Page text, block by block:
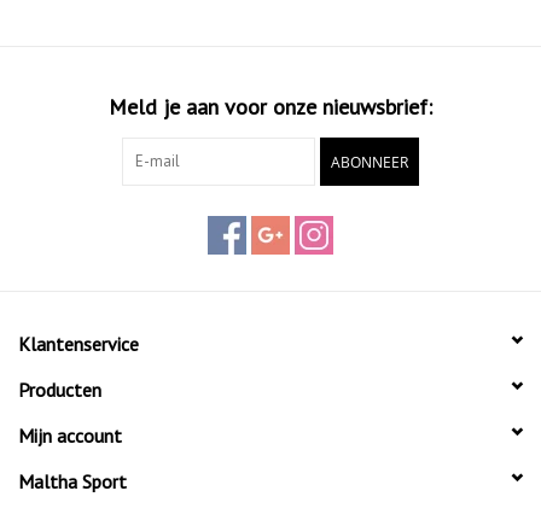
Meld je aan voor onze nieuwsbrief:
ABONNEER
Klantenservice
Producten
Mijn account
Maltha Sport